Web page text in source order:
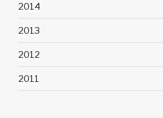
2014
2013
2012
2011